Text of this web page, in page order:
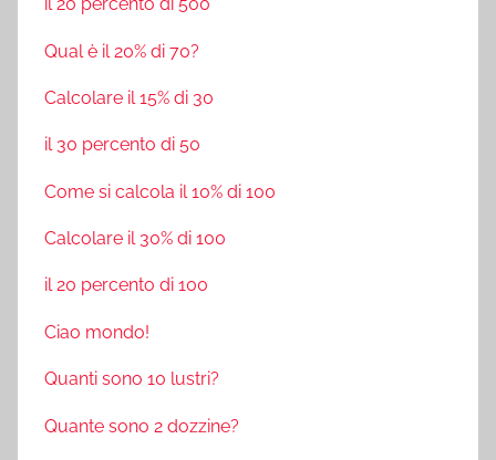
Qual è il 20% di 70?
Calcolare il 15% di 30
il 30 percento di 50
Come si calcola il 10% di 100
Calcolare il 30% di 100
il 20 percento di 100
Ciao mondo!
Quanti sono 10 lustri?
Quante sono 2 dozzine?